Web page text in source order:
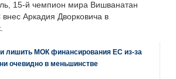
15-й чемпион мира Вишванатан
Аркадия Дворковича в
лишить МОК финансирования ЕС из-за
очевидно в меньшинстве